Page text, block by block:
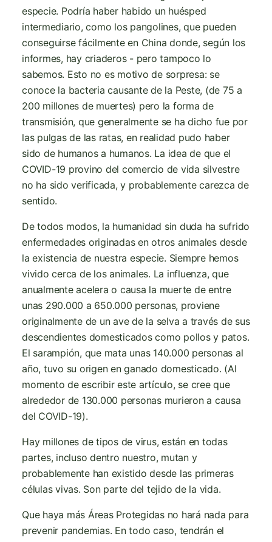
especie. Podría haber habido un huésped
intermediario, como los pangolines, que pueden
conseguirse fácilmente en China donde, según los
informes, hay criaderos - pero tampoco lo
sabemos. Esto no es motivo de sorpresa: se
conoce la bacteria causante de la Peste, (de 75 a
200 millones de muertes) pero la forma de
transmisión, que generalmente se ha dicho fue por
las pulgas de las ratas, en realidad pudo haber
sido de humanos a humanos. La idea de que el
COVID-19 provino del comercio de vida silvestre
no ha sido verificada, y probablemente carezca de
sentido.
De todos modos, la humanidad sin duda ha sufrido
enfermedades originadas en otros animales desde
la existencia de nuestra especie. Siempre hemos
vivido cerca de los animales. La influenza, que
anualmente acelera o causa la muerte de entre
unas 290.000 a 650.000 personas, proviene
originalmente de un ave de la selva a través de sus
descendientes domesticados como pollos y patos.
El sarampión, que mata unas 140.000 personas al
año, tuvo su origen en ganado domesticado. (Al
momento de escribir este artículo, se cree que
alrededor de 130.000 personas murieron a causa
del COVID-19).
Hay millones de tipos de virus, están en todas
partes, incluso dentro nuestro, mutan y
probablemente han existido desde las primeras
células vivas. Son parte del tejido de la vida.
Que haya más Áreas Protegidas no hará nada para
prevenir pandemias. En todo caso, tendrán el